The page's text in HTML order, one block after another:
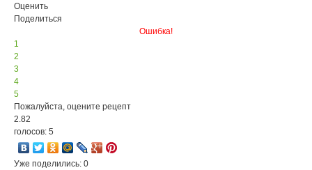
Оценить
Поделиться
Ошибка!
1
2
3
4
5
Пожалуйста, оцените рецепт
2.82
голосов: 5
Уже поделились: 0